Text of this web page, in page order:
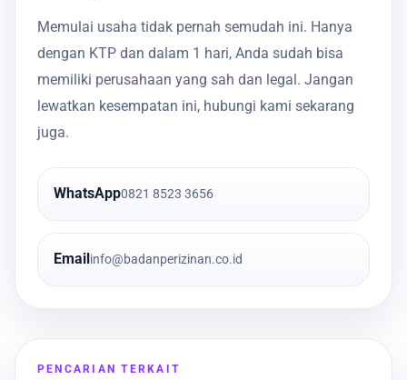
Memulai usaha tidak pernah semudah ini. Hanya
dengan KTP dan dalam 1 hari, Anda sudah bisa
memiliki perusahaan yang sah dan legal. Jangan
lewatkan kesempatan ini, hubungi kami sekarang
juga.
WhatsApp0821 8523 3656
Email info@badanperizinan.co.id
PENCARIAN TERKAIT